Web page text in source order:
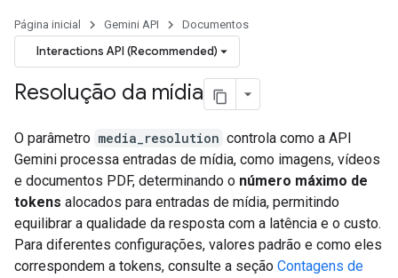
Página inicial Gemini API Documentos
Interactions API (Recommended)
Resolução da mídia
O parâmetro media_resolution controla como a API
Gemini processa entradas de mídia, como imagens, vídeos
e documentos PDF, determinando o número máximo de
tokens alocados para entradas de mídia, permitindo
equilibrar a qualidade da resposta com a latência e o custo.
Para diferentes configurações, valores padrão e como eles
correspondem a tokens, consulte a seção Contagens de